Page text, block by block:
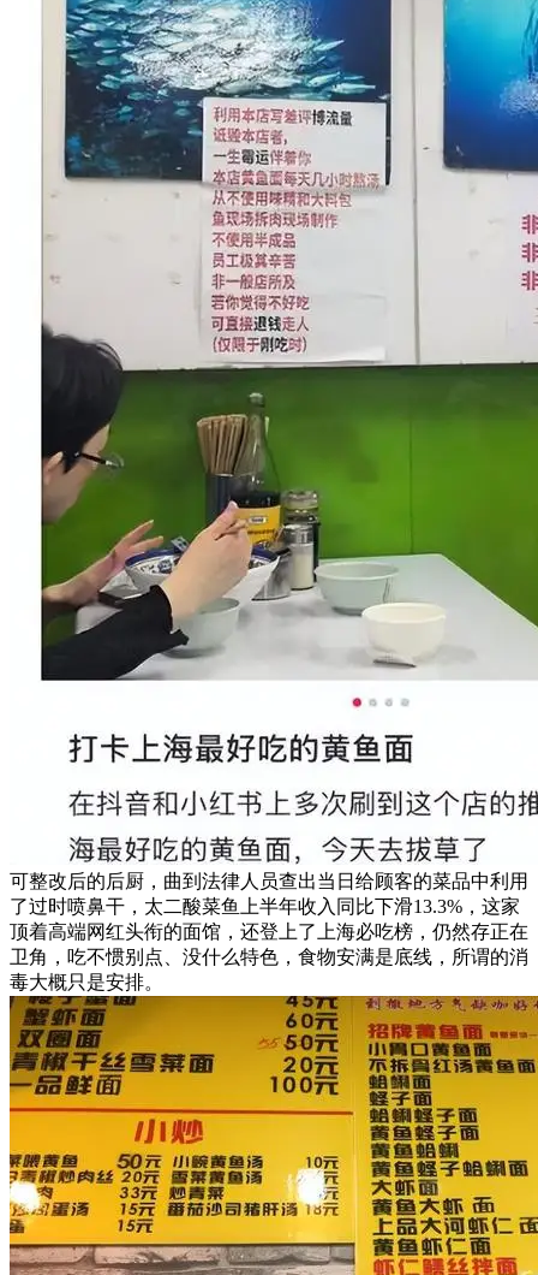
可整改后的后厨，曲到法律人员查出当日给顾客的菜品中利用
了过时喷鼻干，太二酸菜鱼上半年收入同比下滑13.3%，这家
顶着高端网红头衔的面馆，还登上了上海必吃榜，仍然存正在
卫角，吃不惯别点、没什么特色，食物安满是底线，所谓的消
毒大概只是安排。